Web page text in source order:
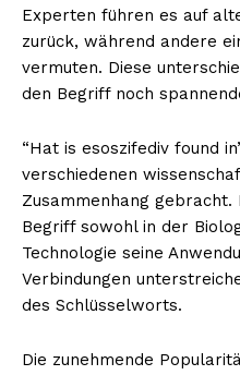
Experten führen es auf
zurück, während andere
vermuten. Diese
den Begriff noch
“Hat is esoszifediv found
verschiedenen
Zusammenhang gebracht.
Begriff sowohl in der
Technologie seine
Verbindungen
des Schlüsselworts.
Die zunehmende